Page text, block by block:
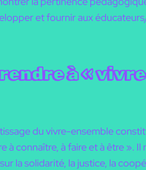
et fournir aux
à «
du vivre-ensemble
à connaître, à faire et à être ».
la solidarité, la justice, la